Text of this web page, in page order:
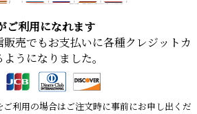
ご利用になれます
売でもお支払いに各種クレジットカ
うになりました。
利用の場合はご注文時に事前にお申し出くだ